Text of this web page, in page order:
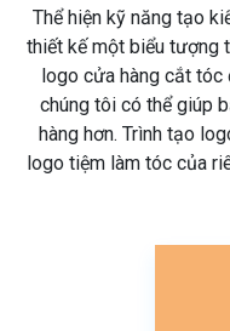
Thể hiện kỹ năng tạo
thiết kế một biểu tượng
logo cửa hàng cắt tóc
chúng tôi có thể giúp
hàng hơn. Trình tạo
logo tiệm làm tóc của